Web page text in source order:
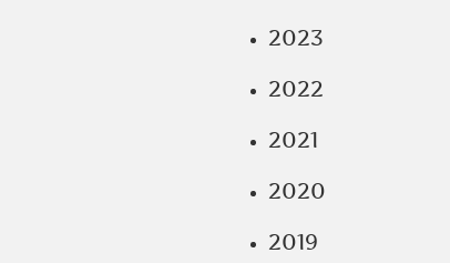
2023
2022
2021
2020
2019